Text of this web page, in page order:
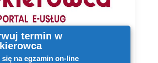
termin w
kierowca
się na egzamin on-line